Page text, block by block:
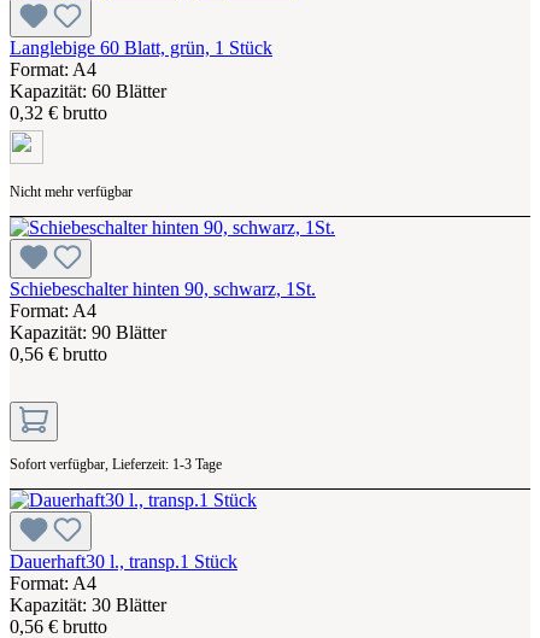
Langlebige 60 Blatt, grün, 1 Stück
Format: A4
Kapazität: 60 Blätter
0,32 € brutto
Nicht mehr verfügbar
Schiebeschalter hinten 90, schwarz, 1St.
Format: A4
Kapazität: 90 Blätter
0,56 € brutto
Sofort verfügbar, Lieferzeit: 1-3 Tage
Dauerhaft30 l., transp.1 Stück
Format: A4
Kapazität: 30 Blätter
0,56 € brutto